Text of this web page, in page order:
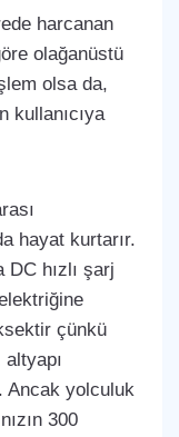
harcanan
olağanüstü
olsa da,
kullanıcıya
hayat kurtarır.
hızlı şarj
çünkü
Ancak yolculuk
300